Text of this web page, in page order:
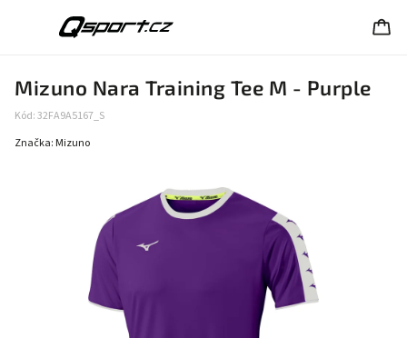
Mizuno Nara Training Tee M - Purple
Kód:32FA9A5167_S
Značka: Mizuno